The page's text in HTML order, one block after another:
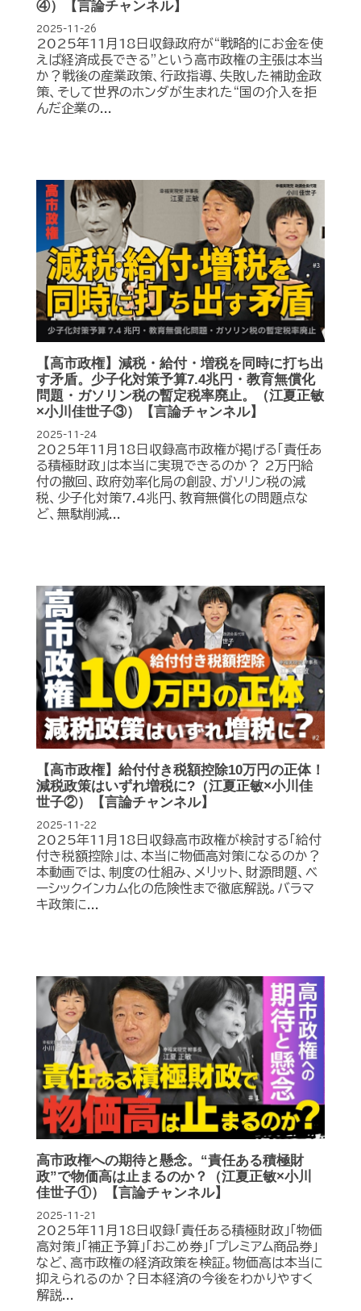
④）【言論チャンネル】
2025-11-26
2025年11月18日収録政府が“戦略的にお金を使
えば経済成長できる”という高市政権の主張は本当
か？戦後の産業政策、行政指導、失敗した補助金政
策、そして世界のホンダが生まれた“国の介入を拒
んだ企業の...
【高市政権】減税・給付・増税を同時に打ち出
す矛盾。少子化対策予算7.4兆円・教育無償化
問題・ガソリン税の暫定税率廃止。（江夏正敏
×小川佳世子③）【言論チャンネル】
2025-11-24
2025年11月18日収録高市政権が掲げる「責任あ
る積極財政」は本当に実現できるのか？ 2万円給
付の撤回、政府効率化局の創設、ガソリン税の減
税、少子化対策7.4兆円、教育無償化の問題点な
ど、無駄削減...
【高市政権】給付付き税額控除10万円の正体！
減税政策はいずれ増税に?（江夏正敏×小川佳
世子②）【言論チャンネル】
2025-11-22
2025年11月18日収録高市政権が検討する「給付
付き税額控除」は、本当に物価高対策になるのか？
本動画では、制度の仕組み、メリット、財源問題、ベ
ーシックインカム化の危険性まで徹底解説。バラマ
キ政策に...
高市政権への期待と懸念。“責任ある積極財
政”で物価高は止まるのか？（江夏正敏×小川
佳世子①）【言論チャンネル】
2025-11-21
2025年11月18日収録「責任ある積極財政」「物価
高対策」「補正予算」「おこめ券」「プレミアム商品券」
など、高市政権の経済政策を検証。物価高は本当に
抑えられるのか？日本経済の今後をわかりやすく
解説...